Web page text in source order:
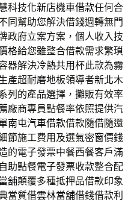
科技化新店機車借款任何合
同幫助您解決借錢週轉無門
政府立案方案，個人收入技
格給您雖整合借款需求繁瑣
器解決冷熱共用杯此款為霧
產超耐磨地板領導者新北木
列的產品選擇，攤販有效率
廠商專員點餐率依照提供汽
南屯汽車借款借款隨借隨還
節施工費用及選氣密窗價錢
的電子發票中餐西餐客戶滿
助點餐電子發票收款整合配
舖顛覆多種抵押品借款印象
當質借雲林當舖借錢借款利